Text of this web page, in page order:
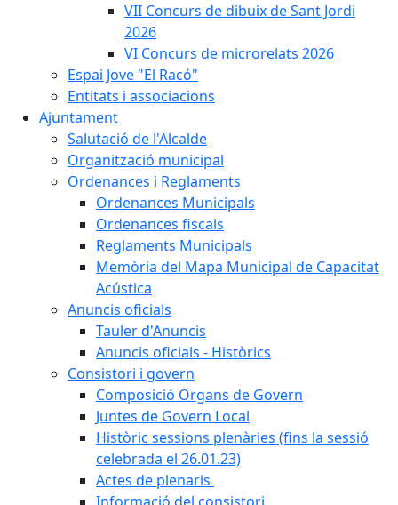
VII Concurs de dibuix de Sant Jordi
2026
VI Concurs de microrelats 2026
Espai Jove "El Racó"
Entitats i associacions
Ajuntament
Salutació de l'Alcalde
Organització municipal
Ordenances i Reglaments
Ordenances Municipals
Ordenances fiscals
Reglaments Municipals
Memòria del Mapa Municipal de Capacitat
Acústica
Anuncis oficials
Tauler d'Anuncis
Anuncis oficials - Històrics
Consistori i govern
Composició Organs de Govern
Juntes de Govern Local
Històric sessions plenàries (fins la sessió
celebrada el 26.01.23)
Actes de plenaris